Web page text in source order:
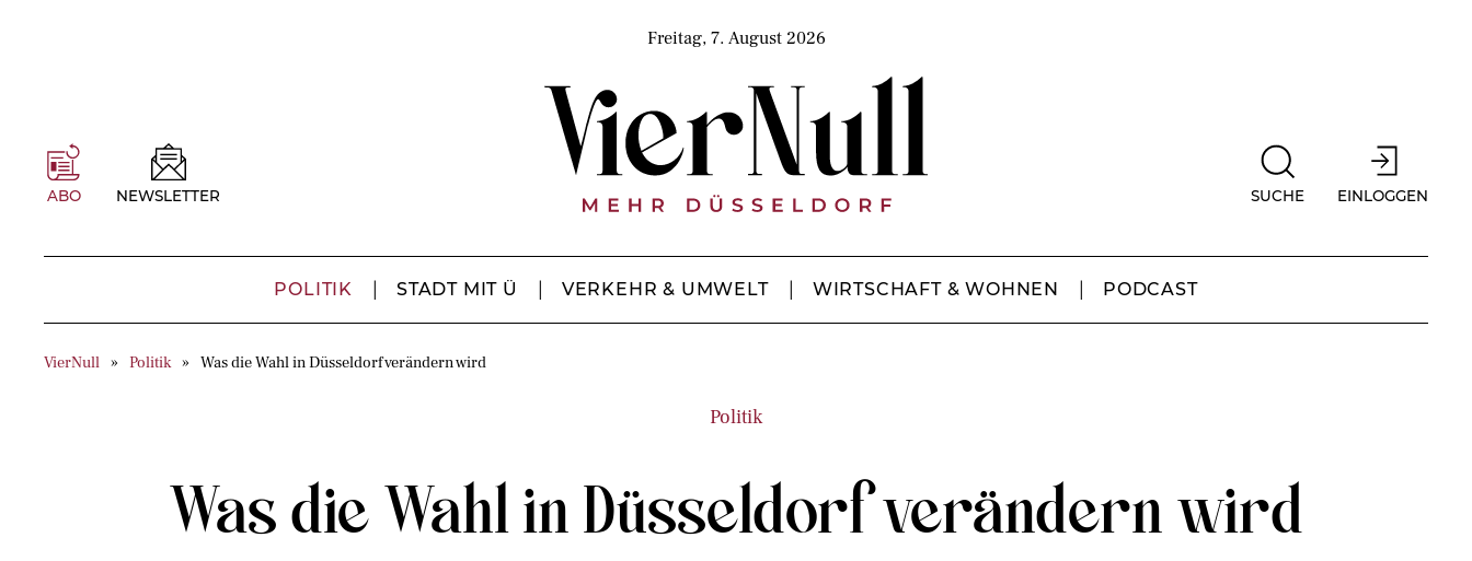
Freitag, 7. August 2026
ABO NEWSLETTER SUCHE EINLOGGEN
POLITIK STADT MIT Ü VERKEHR & UMWELT WIRTSCHAFT & WOHNEN PODCAST
VierNull Politik Was die Wahl in Düsseldorf verändern wird
Politik
Was die Wahl in Düsseldorf verändern wird